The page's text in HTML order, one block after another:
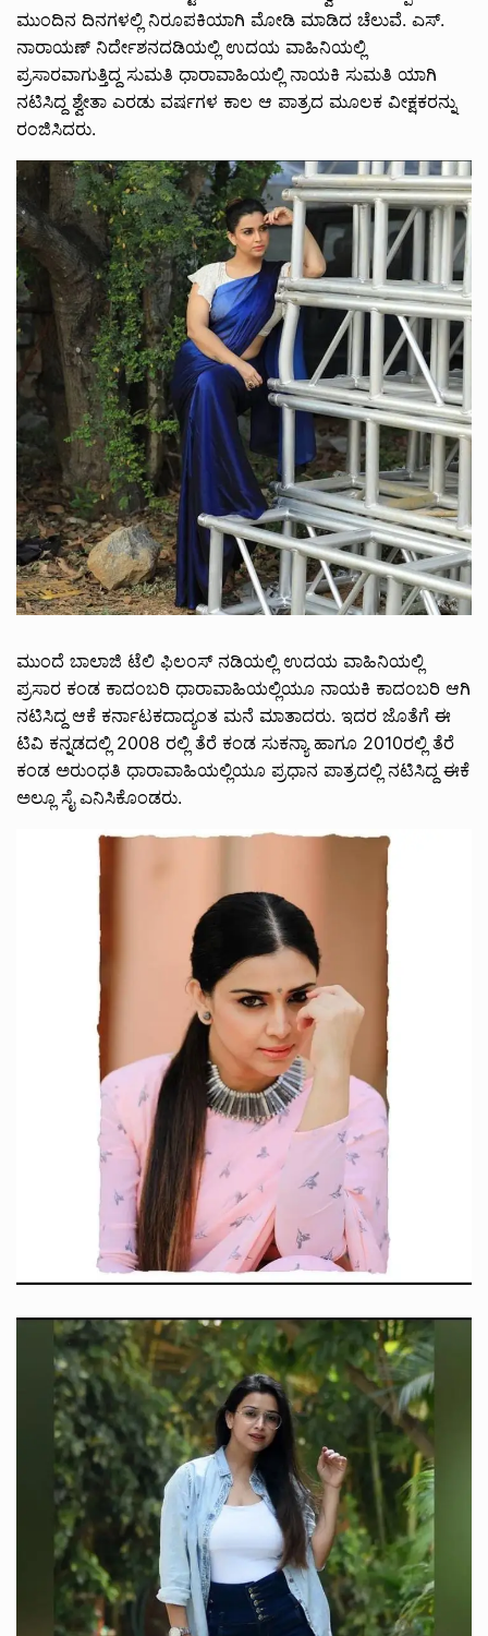
ಮುಂದಿನ ದಿನಗಳಲ್ಲಿ ನಿರೂಪಕಿಯಾಗಿ ಮೋಡಿ ಮಾಡಿದ ಚೆಲುವೆ. ಎಸ್.
ನಾರಾಯಣ್ ನಿರ್ದೇಶನದಡಿಯಲ್ಲಿ ಉದಯ ವಾಹಿನಿಯಲ್ಲಿ
ಪ್ರಸಾರವಾಗುತ್ತಿದ್ದ ಸುಮತಿ ಧಾರಾವಾಹಿಯಲ್ಲಿ ನಾಯಕಿ ಸುಮತಿ ಯಾಗಿ
ನಟಿಸಿದ್ದ ಶ್ವೇತಾ ಎರಡು ವರ್ಷಗಳ ಕಾಲ ಆ ಪಾತ್ರದ ಮೂಲಕ ವೀಕ್ಷಕರನ್ನು
ರಂಜಿಸಿದರು.
ಮುಂದೆ ಬಾಲಾಜಿ ಟೆಲಿ ಫಿಲಂಸ್ ನಡಿಯಲ್ಲಿ ಉದಯ ವಾಹಿನಿಯಲ್ಲಿ
ಪ್ರಸಾರ ಕಂಡ ಕಾದಂಬರಿ ಧಾರಾವಾಹಿಯಲ್ಲಿಯೂ ನಾಯಕಿ ಕಾದಂಬರಿ ಆಗಿ
ನಟಿಸಿದ್ದ ಆಕೆ ಕರ್ನಾಟಕದಾದ್ಯಂತ ಮನೆ ಮಾತಾದರು. ಇದರ ಜೊತೆಗೆ ಈ
ಟಿವಿ ಕನ್ನಡದಲ್ಲಿ 2008 ರಲ್ಲಿ ತೆರೆ ಕಂಡ ಸುಕನ್ಯಾ ಹಾಗೂ 2010ರಲ್ಲಿ ತೆರೆ
ಕಂಡ ಅರುಂಧತಿ ಧಾರಾವಾಹಿಯಲ್ಲಿಯೂ ಪ್ರಧಾನ ಪಾತ್ರದಲ್ಲಿ ನಟಿಸಿದ್ದ ಈಕೆ
ಅಲ್ಲೂ ಸೈ ಎನಿಸಿಕೊಂಡರು.